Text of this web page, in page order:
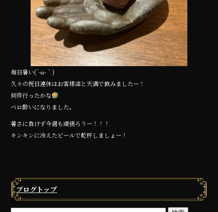
o
k
毎日暑い(´-ω-｀)
久々の祝日連休はお客様達と天満で飲みましたー！
何件行ったかな
ベロ酔いになりました。
暑さに負けず今週も頑張ろうー！！！
キンキンに冷えたビールで乾杯しましょー！
ブログトップ